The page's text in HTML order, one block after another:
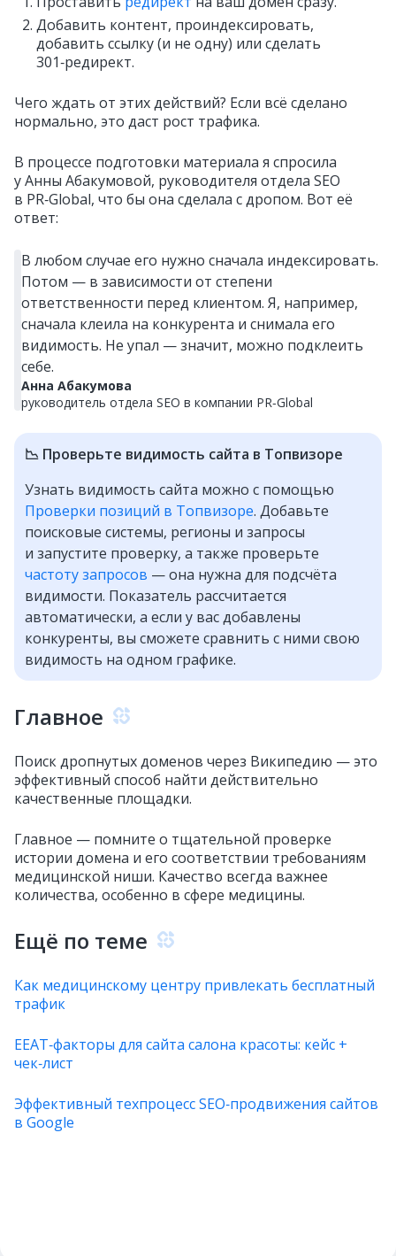
Добавить контент, проиндексировать,
добавить ссылку (и не одну) или сделать
301‑редирект.
Чего ждать от этих действий? Если всё сделано
нормально, это даст рост трафика.
В процессе подготовки материала я спросила
у Анны Абакумовой, руководителя отдела SEO
в PR‑Global, что бы она сделала с дропом. Вот её
ответ:
В любом случае его нужно сначала индексировать.
Потом — в зависимости от степени
ответственности перед клиентом. Я, например,
сначала клеила на конкурента и снимала его
видимость. Не упал — значит, можно подклеить
себе.
Анна Абакумова
руководитель отдела SEO в компании PR‑Global
📉 Проверьте видимость сайта в Топвизоре
Узнать видимость сайта можно с помощью
Проверки позиций в Топвизоре. Добавьте
поисковые системы, регионы и запросы
и запустите проверку, а также проверьте
частоту запросов — она нужна для подсчёта
видимости. Показатель рассчитается
автоматически, а если у вас добавлены
конкуренты, вы сможете сравнить с ними свою
видимость на одном графике.
Главное
Поиск дропнутых доменов через Википедию — это
эффективный способ найти действительно
качественные площадки.
Главное — помните о тщательной проверке
истории домена и его соответствии требованиям
медицинской ниши. Качество всегда важнее
количества, особенно в сфере медицины.
Ещё по теме
Как медицинскому центру привлекать бесплатный
трафик
EEAT‑факторы для сайта салона красоты: кейс +
чек‑лист
Эффективный техпроцесс SEO‑продвижения сайтов
в Google